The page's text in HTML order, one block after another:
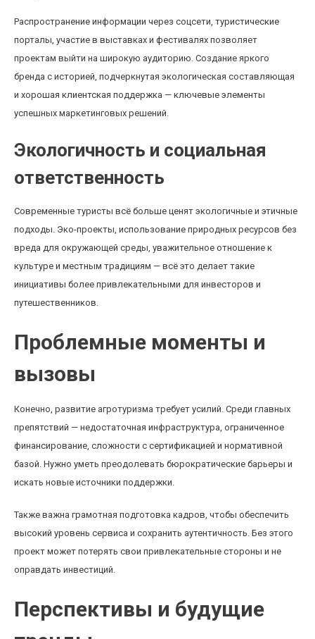
Распространение информации через соцсети, туристические
порталы, участие в выставках и фестивалях позволяет
проектам выйти на широкую аудиторию. Создание яркого
бренда с историей, подчеркнутая экологическая составляющая
и хорошая клиентская поддержка — ключевые элементы
успешных маркетинговых решений.
Экологичность и социальная
ответственность
Современные туристы всё больше ценят экологичные и этичные
подходы. Эко-проекты, использование природных ресурсов без
вреда для окружающей среды, уважительное отношение к
культуре и местным традициям — всё это делает такие
инициативы более привлекательными для инвесторов и
путешественников.
Проблемные моменты и
вызовы
Конечно, развитие агротуризма требует усилий. Среди главных
препятствий — недостаточная инфраструктура, ограниченное
финансирование, сложности с сертификацией и нормативной
базой. Нужно уметь преодолевать бюрократические барьеры и
искать новые источники поддержки.
Также важна грамотная подготовка кадров, чтобы обеспечить
высокий уровень сервиса и сохранить аутентичность. Без этого
проект может потерять свои привлекательные стороны и не
оправдать инвестиций.
Перспективы и будущие